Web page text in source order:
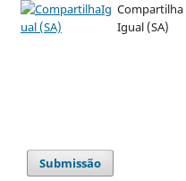
Compartilha
Igual (SA)
Submissão